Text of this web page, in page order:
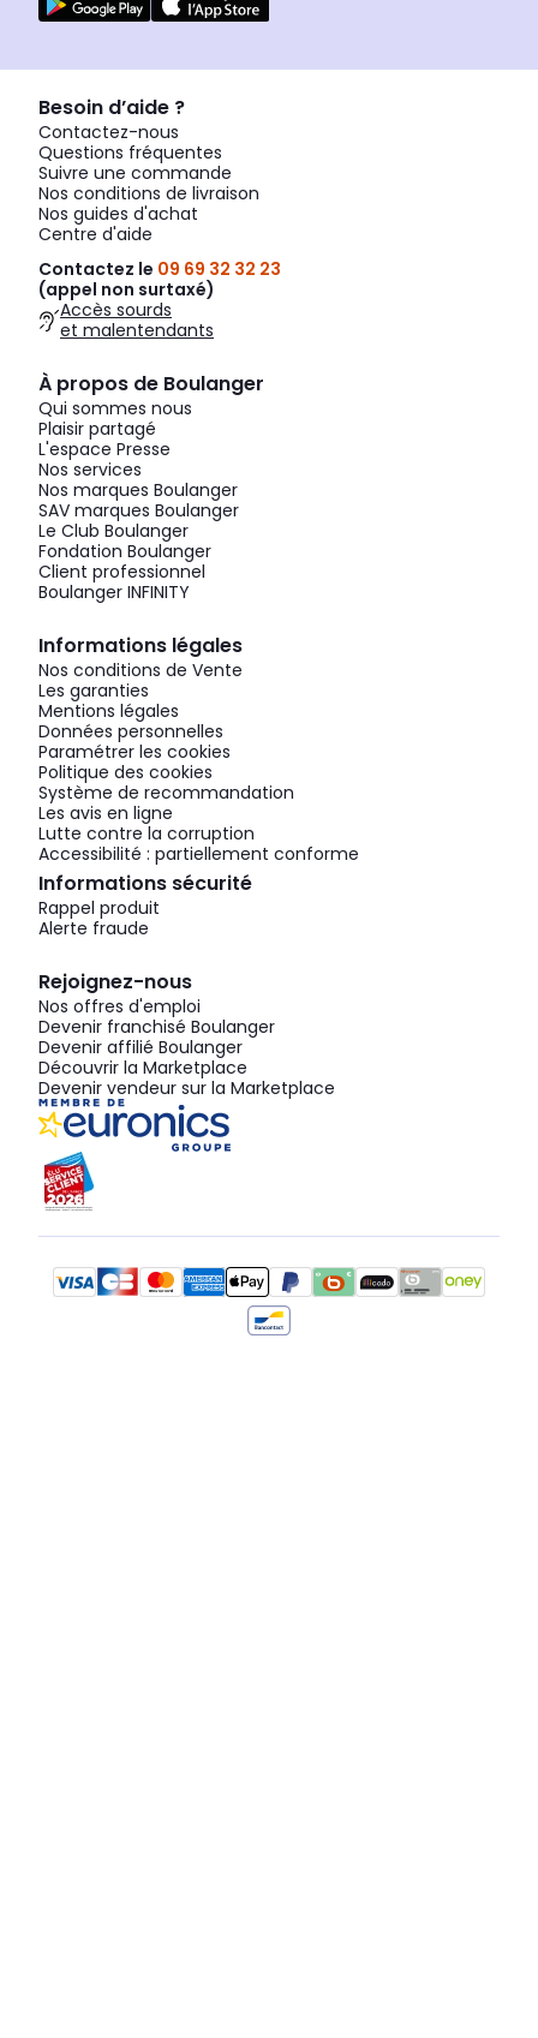
Besoin d’aide ?
Contactez-nous
Questions fréquentes
Suivre une commande
Nos conditions de livraison
Nos guides d'achat
Centre d'aide
Contactez le 09 69 32 32 23
(appel non surtaxé)
Accès sourds
et malentendants
À propos de Boulanger
Qui sommes nous
Plaisir partagé
L'espace Presse
Nos services
Nos marques Boulanger
SAV marques Boulanger
Le Club Boulanger
Fondation Boulanger
Client professionnel
Boulanger INFINITY
Informations légales
Nos conditions de Vente
Les garanties
Mentions légales
Données personnelles
Paramétrer les cookies
Politique des cookies
Système de recommandation
Les avis en ligne
Lutte contre la corruption
Accessibilité : partiellement conforme
Informations sécurité
Rappel produit
Alerte fraude
Rejoignez-nous
Nos offres d'emploi
Devenir franchisé Boulanger
Devenir affilié Boulanger
Découvrir la Marketplace
Devenir vendeur sur la Marketplace